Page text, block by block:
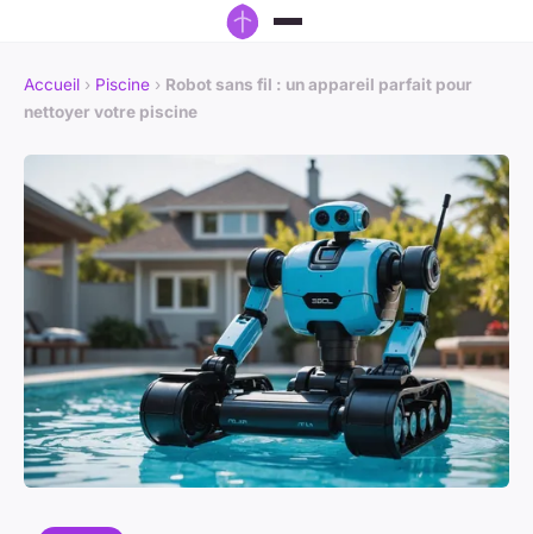
Accueil › Piscine › Robot sans fil : un appareil parfait pour
nettoyer votre piscine